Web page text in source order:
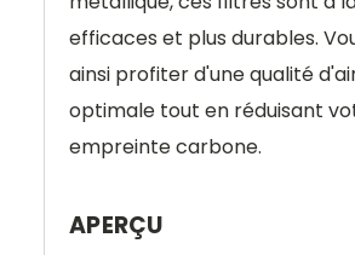
efficaces et plus durables.
ainsi profiter d'une qualité
optimale tout en réduisant
empreinte carbone.
APERÇU